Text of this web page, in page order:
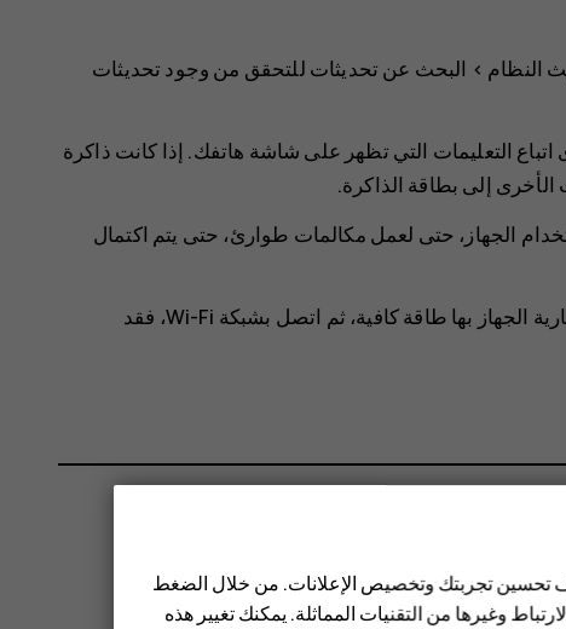
النظام > البحث عن تحديثات للتحقق من وجود تحديثات
التعليمات التي تظهر على شاشة هاتفك. إذا كانت ذاكرة
الأخرى إلى بطاقة الذاكرة.
الجهاز، حتى لعمل مكالمات طوارئ، حتى يتم اكتمال
قبل بدء التحديث، قم بتوصيل جهاز الشحن أو تأكد أن بطارية الجهاز بها طاقة كافية، ثم اتصل بشبكة Wi-Fi، فقد
تحسين تجربتك وتخصيص الإعلانات. من خلال الضغط
وغيرها من التقنيات المماثلة. يمكنك تغيير هذه